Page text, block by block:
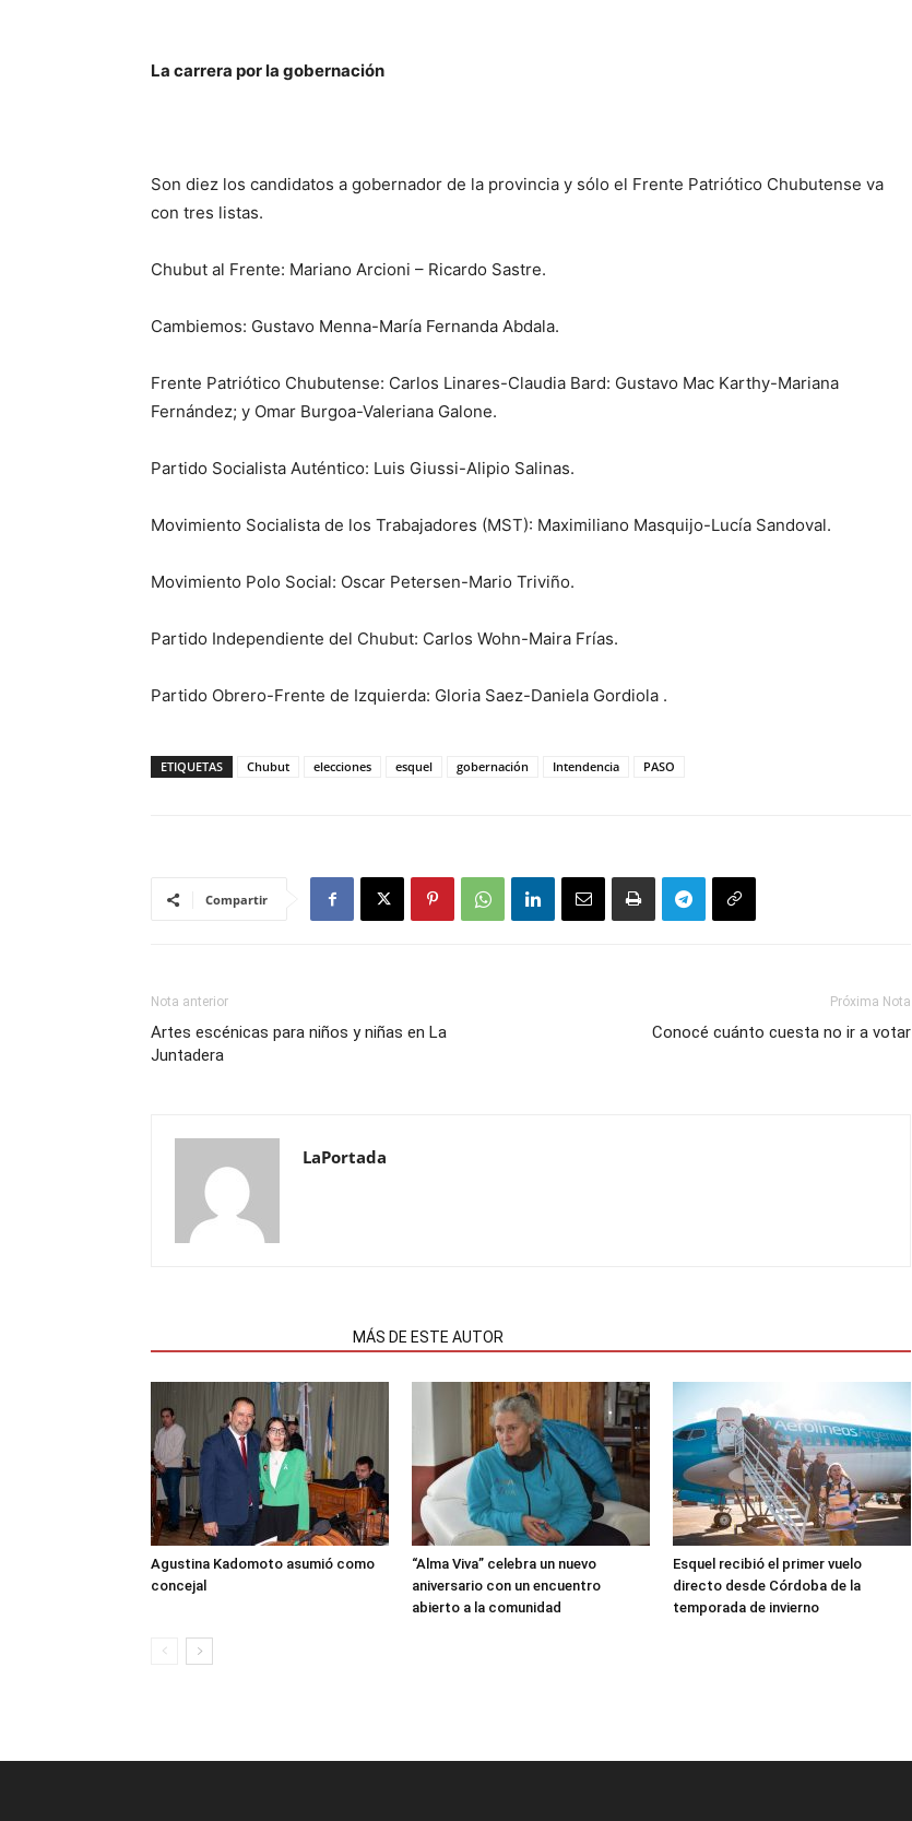
La carrera por la gobernación
Son diez los candidatos a gobernador de la provincia y sólo el Frente Patriótico Chubutense va
con tres listas.
Chubut al Frente: Mariano Arcioni – Ricardo Sastre.
Cambiemos: Gustavo Menna-María Fernanda Abdala.
Frente Patriótico Chubutense: Carlos Linares-Claudia Bard: Gustavo Mac Karthy-Mariana
Fernández; y Omar Burgoa-Valeriana Galone.
Partido Socialista Auténtico: Luis Giussi-Alipio Salinas.
Movimiento Socialista de los Trabajadores (MST): Maximiliano Masquijo-Lucía Sandoval.
Movimiento Polo Social: Oscar Petersen-Mario Triviño.
Partido Independiente del Chubut: Carlos Wohn-Maira Frías.
Partido Obrero-Frente de Izquierda: Gloria Saez-Daniela Gordiola .
ETIQUETAS Chubut elecciones esquel gobernación Intendencia PASO
Compartir
Nota anterior
Artes escénicas para niños y niñas en La
Juntadera
Próxima Nota
Conocé cuánto cuesta no ir a votar
LaPortada
MÁS DE ESTE AUTOR
Agustina Kadomoto asumió como
concejal
“Alma Viva” celebra un nuevo
aniversario con un encuentro
abierto a la comunidad
Esquel recibió el primer vuelo
directo desde Córdoba de la
temporada de invierno